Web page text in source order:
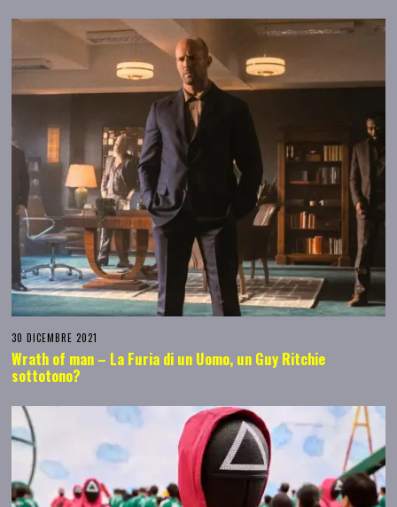
30 DICEMBRE 2021
Wrath of man – La Furia di un Uomo, un Guy Ritchie
sottotono?